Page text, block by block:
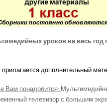
уроков на весь год
дополнительный
Вам понадобится:
телевизор с большим